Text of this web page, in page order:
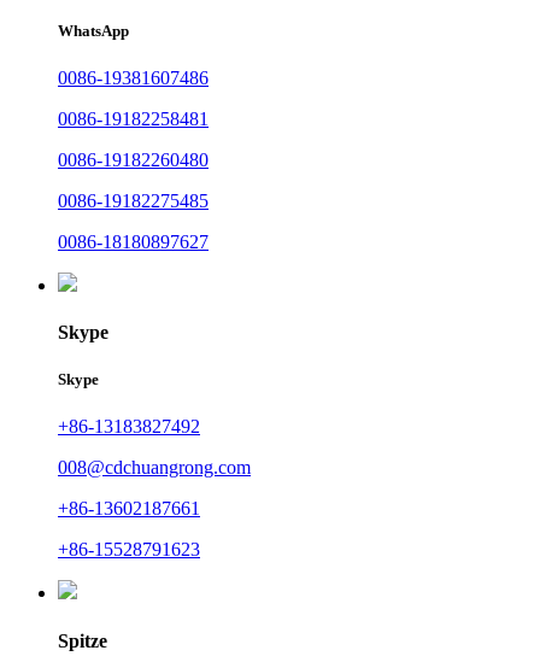
WhatsApp
0086-19381607486
0086-19182258481
0086-19182260480
0086-19182275485
0086-18180897627
Skype
Skype
+86-13183827492
008@cdchuangrong.com
+86-13602187661
+86-15528791623
Spitze